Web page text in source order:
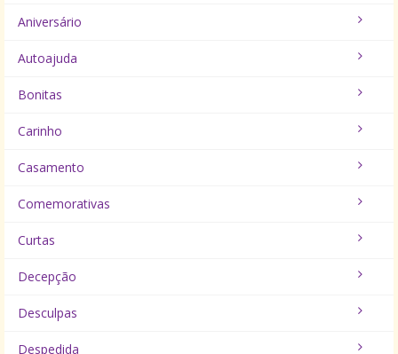
Aniversário
Autoajuda
Bonitas
Carinho
Casamento
Comemorativas
Curtas
Decepção
Desculpas
Despedida